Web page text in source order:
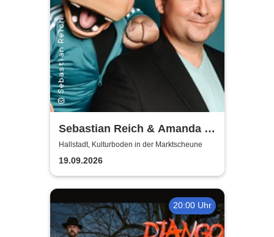
Sebastian Reich & Amanda -
Purer Zufall
Hallstadt, Kulturboden in der Marktscheune
19.09.2026
20:00 Uhr